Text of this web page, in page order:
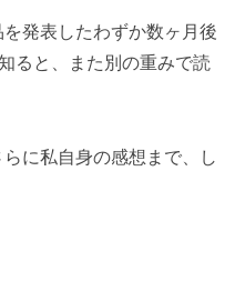
発表したわずか数ヶ月後
ると、また別の重みで読
に私自身の感想まで、し